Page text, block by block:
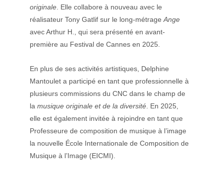
originale . Elle collabore à nouveau avec le
réalisateur Tony Gatlif sur le long-métrage Ange
avec Arthur H., qui sera présenté en avant-
première au Festival de Cannes en 2025.
En plus de ses activités artistiques, Delphine
Mantoulet a participé en tant que professionnelle à
plusieurs commissions du CNC dans le champ de
la musique originale et de la diversité . En 2025,
elle est également invitée à rejoindre en tant que
Professeure de composition de musique à l’image
la nouvelle École Internationale de Composition de
Musique à l’Image (EICMI).